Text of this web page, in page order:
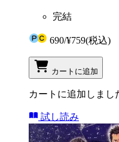
完結
690/¥759(税込)
カートに追加
カートに追加しまし
試し読み